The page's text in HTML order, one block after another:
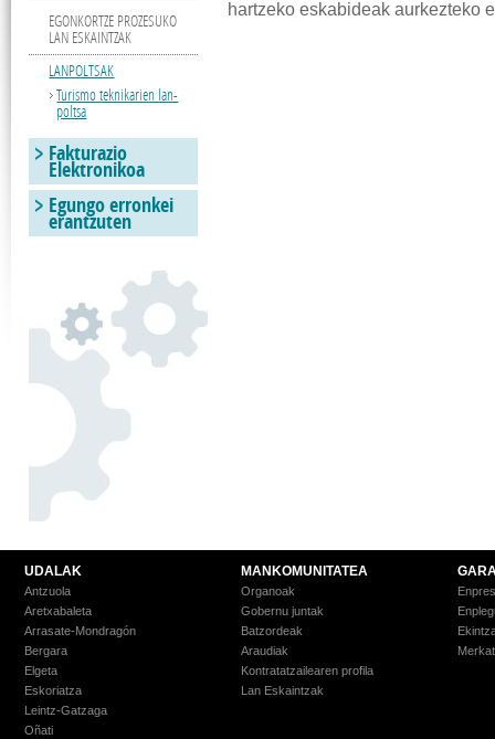
hartzeko eskabideak aurkezteko
EGONKORTZE PROZESUKO
LAN ESKAINTZAK
LANPOLTSAK
Turismo teknikarien lan-
poltsa
Fakturazio
Elektronikoa
Egungo erronkei
erantzuten
UDALAK
Antzuola
Aretxabaleta
Arrasate-Mondragón
Bergara
Elgeta
Eskoriatza
Leintz-Gatzaga
Oñati
MANKOMUNITATEA
Organoak
Gobernu juntak
Batzordeak
Araudiak
Kontratatzailearen profila
Lan Eskaintzak